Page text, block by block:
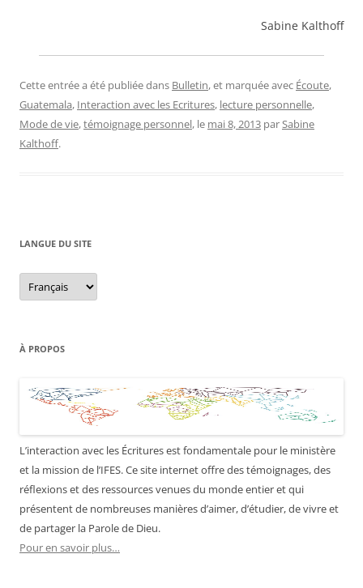
Sabine Kalthoff
Cette entrée a été publiée dans Bulletin, et marquée avec Écoute,
Guatemala, Interaction avec les Ecritures, lecture personnelle,
Mode de vie,témoignage personnel, le mai 8, 2013 parSabine
Kalthoff.
LANGUE DU SITE
Langue
du
site
À PROPOS
L’interaction avec les Écritures est fondamentale pour le ministère
et la mission de l’IFES. Ce site internet offre des témoignages, des
réflexions et des ressources venues du monde entier et qui
présentent de nombreuses manières d’aimer, d’étudier, de vivre et
de partager la Parole de Dieu.
Pour en savoir plus…